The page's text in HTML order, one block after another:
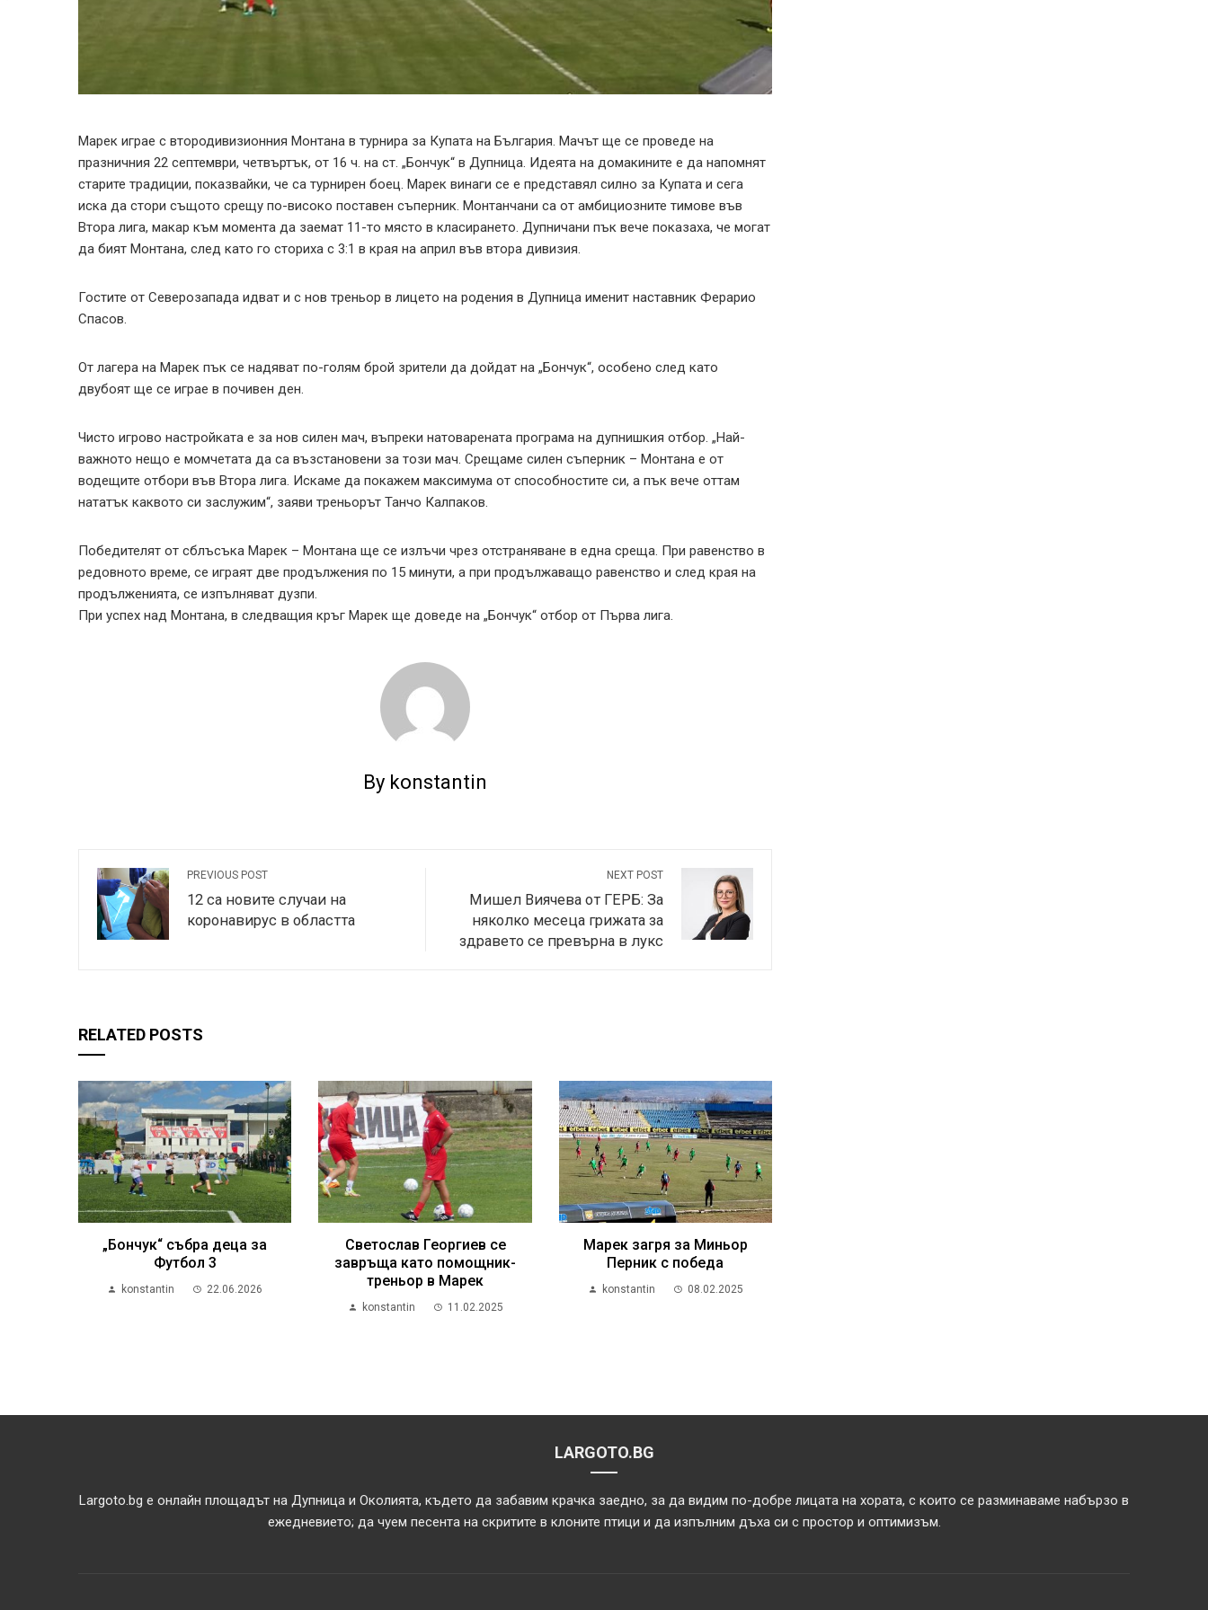
Марек играе с втородивизионния Монтана в турнира за Купата на България. Мачът ще се проведе на
празничния 22 септември, четвъртък, от 16 ч. на ст. „Бончук“ в Дупница. Идеята на домакините е да напомнят
старите традиции, показвайки, че са турнирен боец. Марек винаги се е представял силно за Купата и сега
иска да стори същото срещу по-високо поставен съперник. Монтанчани са от амбициозните тимове във
Втора лига, макар към момента да заемат 11-то място в класирането. Дупничани пък вече показаха, че могат
да бият Монтана, след като го сториха с 3:1 в края на април във втора дивизия.
Гостите от Северозапада идват и с нов треньор в лицето на родения в Дупница именит наставник Ферарио
Спасов.
От лагера на Марек пък се надяват по-голям брой зрители да дойдат на „Бончук“, особено след като
двубоят ще се играе в почивен ден.
Чисто игрово настройката е за нов силен мач, въпреки натоварената програма на дупнишкия отбор. „Най-
важното нещо е момчетата да са възстановени за този мач. Срещаме силен съперник – Монтана е от
водещите отбори във Втора лига. Искаме да покажем максимума от способностите си, а пък вече оттам
нататък каквото си заслужим“, заяви треньорът Танчо Калпаков.
Победителят от сблъсъка Марек – Монтана ще се излъчи чрез отстраняване в една среща. При равенство в
редовното време, се играят две продължения по 15 минути, а при продължаващо равенство и след края на
продълженията, се изпълняват дузпи.
При успех над Монтана, в следващия кръг Марек ще доведе на „Бончук“ отбор от Първа лига.
By konstantin
PREVIOUS POST
12 са новите случаи на
коронавирус в областта
NEXT POST
Мишел Виячева от ГЕРБ: За
няколко месеца грижата за
здравето се превърна в лукс
RELATED POSTS
„Бончук“ събра деца за
Футбол 3
konstantin 22.06.2026
Светослав Георгиев се
завръща като помощник-
треньор в Марек
konstantin 11.02.2025
Марек загря за Миньор
Перник с победа
konstantin 08.02.2025
LARGOTO.BG
Largoto.bg е онлайн площадът на Дупница и Околията, където да забавим крачка заедно, за да видим по-добре лицата на хората, с които се разминаваме набързо в
ежедневието; да чуем песента на скритите в клоните птици и да изпълним дъха си с простор и оптимизъм.